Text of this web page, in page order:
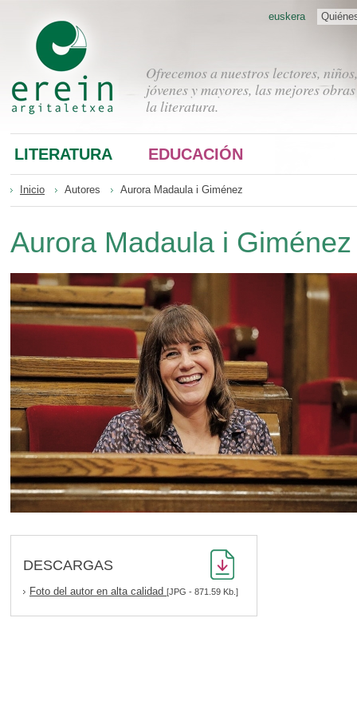
Ofrecemos a nuestros lectores, niños,
jóvenes y mayores, las mejores
la literatura.
euskera
LITERATURA EDUCACIÓN
Inicio Autores Aurora Madaula i Giménez
Aurora Madaula i Giménez
DESCARGAS
Foto del autor en alta calidad [JPG - 871.59 Kb.]